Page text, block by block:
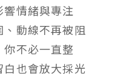
情緒與專注
動線不再被阻
不必一直整
也會放大採光